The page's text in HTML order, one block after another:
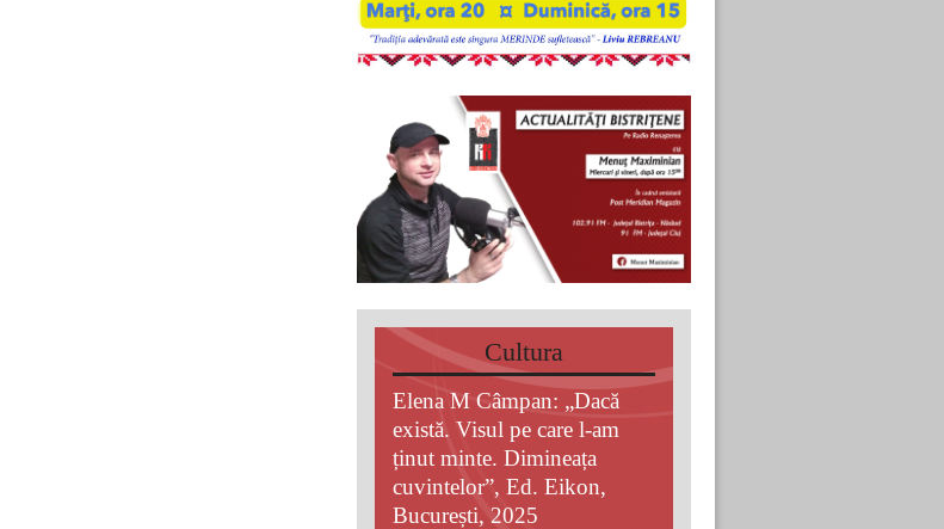
Cultura
Elena M Câmpan: „Dacă
există. Visul pe care l-am
ținut minte. Dimineața
cuvintelor”, Ed. Eikon,
București, 2025